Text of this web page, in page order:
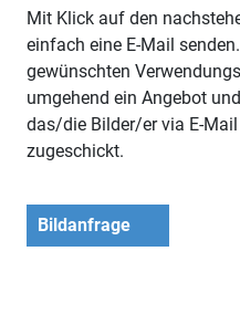
Mit Klick auf den
einfach eine E-Mail
gewünschten
umgehend ein Angebot
das/die Bilder/er via E-
zugeschickt.
Bildanfrage